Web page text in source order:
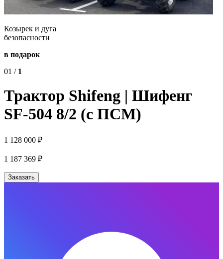
Козырек и дуга
безопасности
в подарок
01 / 1
Трактор Shifeng | Шифенг
SF-504 8/2 (с ПСМ)
1 128 000 ₽
1 187 369 ₽
Заказать